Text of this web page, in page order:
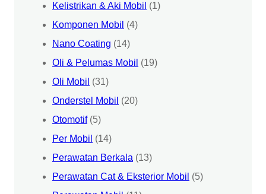
Kelistrikan & Aki Mobil (1)
Komponen Mobil (4)
Nano Coating (14)
Oli & Pelumas Mobil (19)
Oli Mobil (31)
Onderstel Mobil (20)
Otomotif(5)
Per Mobil (14)
Perawatan Berkala (13)
Perawatan Cat & Eksterior Mobil (5)